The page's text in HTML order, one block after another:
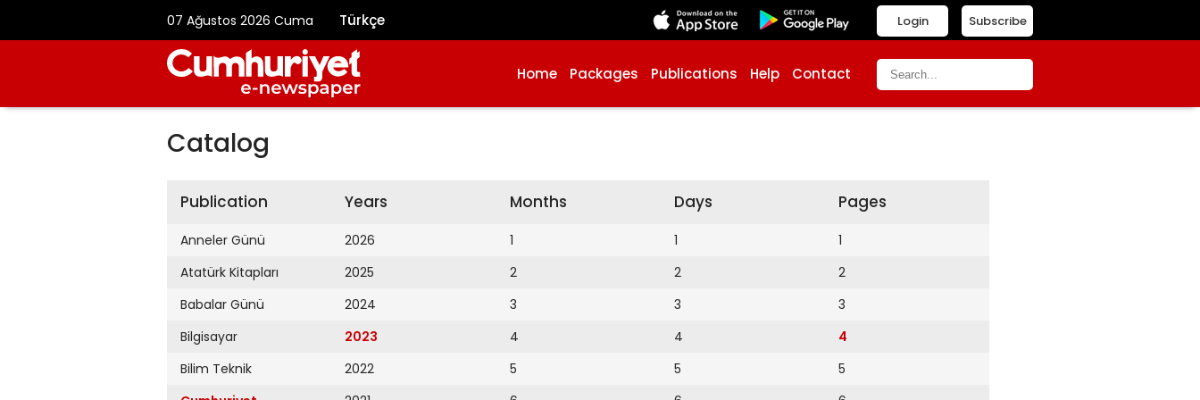
07 Ağustos 2026 Cuma Türkçe Subscribe
Login
Home Packages Publications Help Contact
Catalog
Publication
Anneler Günü
Atatürk Kitapları
Babalar Günü
Bilgisayar
Bilim Teknik
Years
2026
2025
2024
2023
2022
Months
1
2
3
4
5
Days
1
2
3
4
5
Pages
1
2
3
4
5